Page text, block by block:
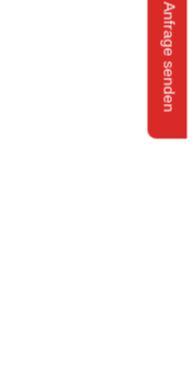
Anfrage senden